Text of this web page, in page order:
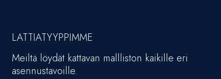
LATTIATYYPPIMME
Meiltä löydät kattavan mallliston kaikille eri
asennustavoille.